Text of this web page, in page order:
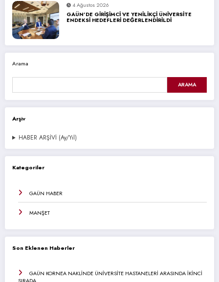
4 Ağustos 2026
GAÜN’DE GİRİŞİMCİ VE YENİLİKÇİ ÜNİVERSİTE
ENDEKSİ HEDEFLERİ DEĞERLENDİRİLDİ
Arama
ARAMA
Arşiv
HABER ARŞİVİ (Ay/Yıl)
Kategoriler
GAÜN HABER
MANŞET
Son Eklenen Haberler
GAÜN KORNEA NAKLİNDE ÜNİVERSİTE HASTANELERİ ARASINDA İKİNCİ